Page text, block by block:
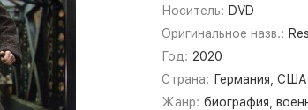
Носитель: DVD
Оригинальное назв.:
Год: 2020
Страна: Германия,
Жанр: биография,